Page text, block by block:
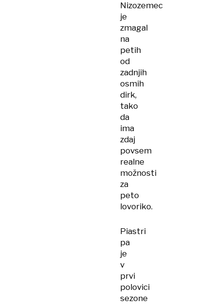
Nizozemec
je
zmagal
na
petih
od
zadnjih
osmih
dirk,
tako
da
ima
zdaj
povsem
realne
možnosti
za
peto
lovoriko.
Piastri
pa
je
v
prvi
polovici
sezone